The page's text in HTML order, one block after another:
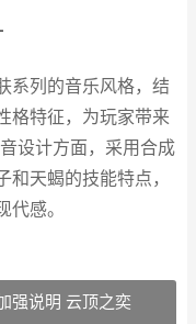
系列的音乐风格，结
格特征，为玩家带来
设计方面，采用合成
天蝎的技能特点，
代感。
强说明 云顶之奕